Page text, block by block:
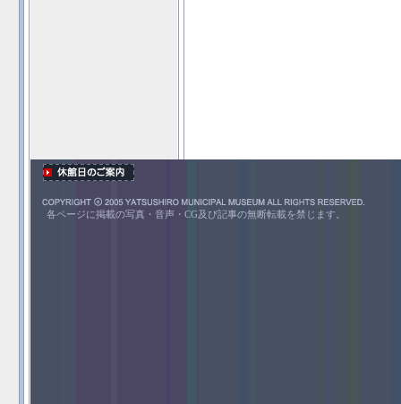
各ページに掲載の写真・音声・CG及び記事の無断転載を禁じます。